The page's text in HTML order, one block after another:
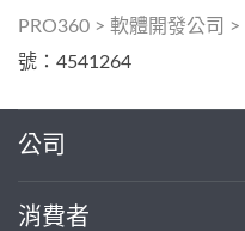
PRO360 > 軟體開發公司 >
號：4541264
公司
消費者